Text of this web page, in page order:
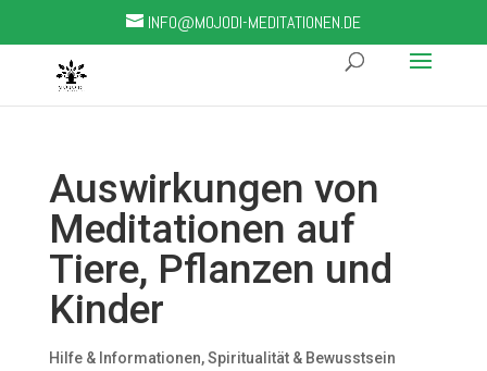
INFO@MOJODI-MEDITATIONEN.DE
Auswirkungen von
Meditationen auf
Tiere, Pflanzen und
Kinder
Hilfe & Informationen,Spiritualität & Bewusstsein